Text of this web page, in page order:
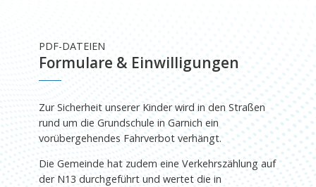
Formulare & Einwilligungen
PDF-DATEIEN
Zur Sicherheit unserer Kinder wird in den Straßen
rund um die Grundschule in Garnich ein
vorübergehendes Fahrverbot verhängt.
Die Gemeinde hat zudem eine Verkehrszählung auf
der N13 durchgeführt und wertet die in